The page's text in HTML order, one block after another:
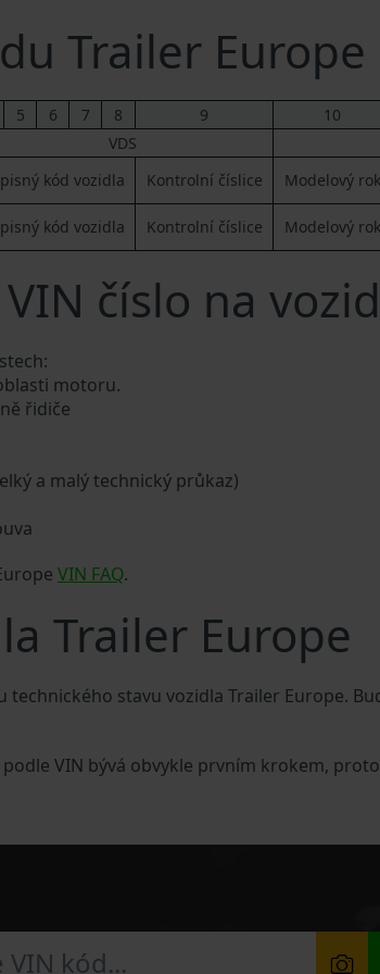
Trailer Europe
5 6 7 8 9 10
VDS
kód vozidla Kontrolní číslice Modelový rok
kód vozidla Kontrolní číslice Modelový rok
číslo na
motoru.
řidiče
a malý technický průkaz)
VIN FAQ.
Trailer Europe
stavu vozidla Trailer Europe.
VIN bývá obvykle prvním krokem,